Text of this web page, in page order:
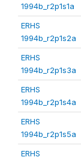
1994b_r2p1s1a
ERHS
1994b_r2p1s2a
ERHS
1994b_r2p1s3a
ERHS
1994b_r2p1s4a
ERHS
1994b_r2p1s5a
ERHS